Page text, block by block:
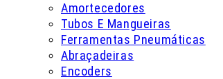
Amortecedores
Tubos E Mangueiras
Ferramentas Pneumáticas
Abraçadeiras
Encoders